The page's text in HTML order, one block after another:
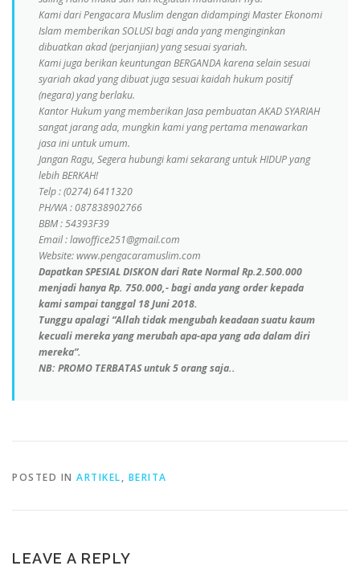
Kami dari Pengacara Muslim dengan didampingi Master Ekonomi
Islam memberikan SOLUSI bagi anda yang menginginkan
dibuatkan akad (perjanjian) yang sesuai syariah.
Kami juga berikan keuntungan BERGANDA karena selain sesuai
syariah akad yang dibuat juga sesuai kaidah hukum positif
(negara) yang berlaku.
Kantor Hukum yang memberikan Jasa pembuatan AKAD SYARIAH
sangat jarang ada, mungkin kami yang pertama menawarkan
jasa ini untuk umum.
Jangan Ragu, Segera hubungi kami sekarang untuk HIDUP yang
lebih BERKAH!
Telp : (0274) 6411320
PH/WA : 087838902766
BBM : 54393F39
Email : lawoffice251@gmail.com
Website: www.pengacaramuslim.com
Dapatkan SPESIAL DISKON dari Rate Normal Rp.2.500.000
menjadi hanya Rp. 750.000,- bagi anda yang order kepada
kami sampai tanggal 18 Juni 2018.
Tunggu apalagi “Allah tidak mengubah keadaan suatu kaum
kecuali mereka yang merubah apa-apa yang ada dalam diri
mereka”.
NB: PROMO TERBATAS untuk 5 orang saja..
POSTED IN ARTIKEL, BERITA
LEAVE A REPLY